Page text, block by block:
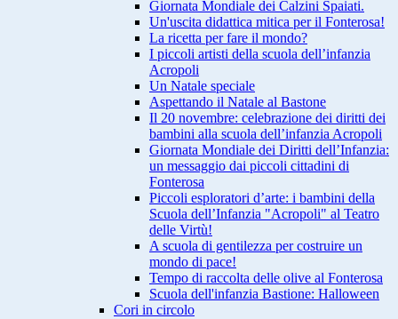
Giornata Mondiale dei Calzini Spaiati.
Un'uscita didattica mitica per il Fonterosa!
La ricetta per fare il mondo?
I piccoli artisti della scuola dell’infanzia
Acropoli
Un Natale speciale
Aspettando il Natale al Bastone
Il 20 novembre: celebrazione dei diritti dei
bambini alla scuola dell’infanzia Acropoli
Giornata Mondiale dei Diritti dell’Infanzia:
un messaggio dai piccoli cittadini di
Fonterosa
Piccoli esploratori d’arte: i bambini della
Scuola dell’Infanzia "Acropoli" al Teatro
delle Virtù!
A scuola di gentilezza per costruire un
mondo di pace!
Tempo di raccolta delle olive al Fonterosa
Scuola dell'infanzia Bastione: Halloween
Cori in circolo